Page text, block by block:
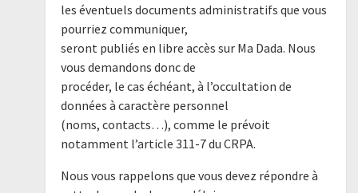
les éventuels documents administratifs que vous
pourriez communiquer,
seront publiés en libre accès sur Ma Dada. Nous
vous demandons donc de
procéder, le cas échéant, à l’occultation de
données à caractère personnel
(noms, contacts…), comme le prévoit
notamment l’article 311-7 du CRPA.
Nous vous rappelons que vous devez répondre à